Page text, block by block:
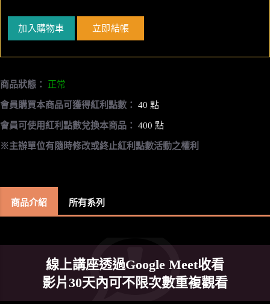
加入購物車 立即結帳
商品狀態： 正常
會員購買本商品可獲得紅利點數： 40 點
會員可使用紅利點數兌換本商品： 400 點
※主辦單位有隨時修改或終止紅利點數活動之權利
商品介紹 所有系列
線上講座透過Google Meet收看
影片30天內可不限次數重複觀看